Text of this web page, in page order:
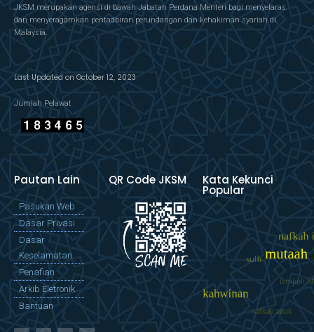
JKSM merupakan agensi di bawah Jabatan Perdana Menteri bagi menyelaras
dan menyeragamkan pentadbiran perundangan dan kehakiman syariah di
Malaysia.
Last Updated on October 12, 2023
Jumlah Pelawat
Pautan Lain
Pasukan Web
Dasar Privasi
Dasar
Keselamatan
Penafian
Arkib Eletronik
Bantuan
QR Code JKSM Kata Kekunci
Popular